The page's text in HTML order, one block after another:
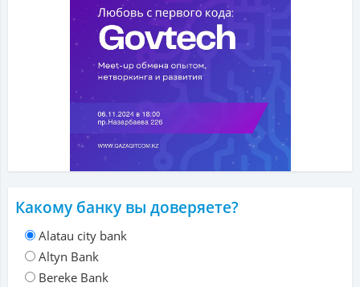
Какому банку вы доверяете?
Alatau city bank
Altyn Bank
Bereke Bank